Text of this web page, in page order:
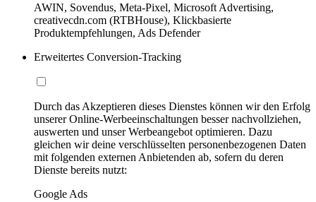
AWIN, Sovendus, Meta-Pixel, Microsoft Advertising,
creativecdn.com (RTBHouse), Klickbasierte
Produktempfehlungen, Ads Defender
Erweitertes Conversion-Tracking
Durch das Akzeptieren dieses Dienstes können wir den Erfolg
unserer Online-Werbeeinschaltungen besser nachvollziehen,
auswerten und unser Werbeangebot optimieren. Dazu
gleichen wir deine verschlüsselten personenbezogenen Daten
mit folgenden externen Anbietenden ab, sofern du deren
Dienste bereits nutzt:
Google Ads